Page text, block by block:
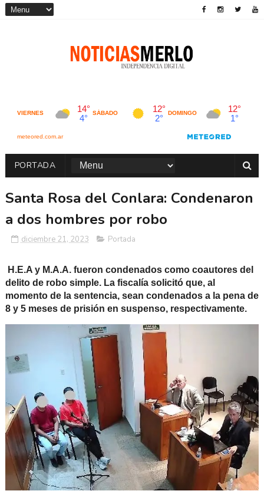
PORTADA
Santa Rosa del Conlara: Condenaron
a dos hombres por robo
diciembre 21, 2023 Portada
H.E.A y M.A.A. fueron condenados como coautores del
delito de robo simple. La fiscalía solicitó que, al
momento de la sentencia, sean condenados a la pena de
8 y 5 meses de prisión en suspenso, respectivamente.